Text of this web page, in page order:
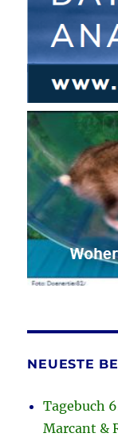
NEUESTE
Tagebuch
Marcant &